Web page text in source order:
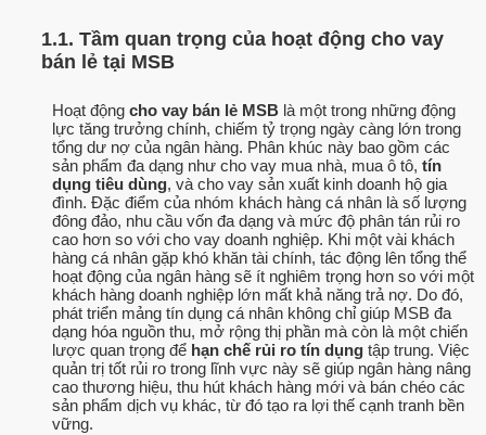
1.1. Tầm quan trọng của hoạt động cho vay
bán lẻ tại MSB
Hoạt động cho vay bán lẻ MSB là một trong những động
lực tăng trưởng chính, chiếm tỷ trọng ngày càng lớn trong
tổng dư nợ của ngân hàng. Phân khúc này bao gồm các
sản phẩm đa dạng như cho vay mua nhà, mua ô tô, tín
dụng tiêu dùng, và cho vay sản xuất kinh doanh hộ gia
đình. Đặc điểm của nhóm khách hàng cá nhân là số lượng
đông đảo, nhu cầu vốn đa dạng và mức độ phân tán rủi ro
cao hơn so với cho vay doanh nghiệp. Khi một vài khách
hàng cá nhân gặp khó khăn tài chính, tác động lên tổng thể
hoạt động của ngân hàng sẽ ít nghiêm trọng hơn so với một
khách hàng doanh nghiệp lớn mất khả năng trả nợ. Do đó,
phát triển mảng tín dụng cá nhân không chỉ giúp MSB đa
dạng hóa nguồn thu, mở rộng thị phần mà còn là một chiến
lược quan trọng để hạn chế rủi ro tín dụng tập trung. Việc
quản trị tốt rủi ro trong lĩnh vực này sẽ giúp ngân hàng nâng
cao thương hiệu, thu hút khách hàng mới và bán chéo các
sản phẩm dịch vụ khác, từ đó tạo ra lợi thế cạnh tranh bền
vững.